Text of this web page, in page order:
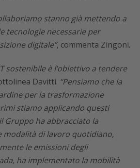
stanno già mettendo a
tecnologie necessarie per
digitale”, commenta Zingoni.
sostenibile è l’obiettivo a tendere
Davitti. “Pensiamo che la
per la trasformazione
stiamo applicando questi
Gruppo ha abbracciato la
modalità di lavoro quotidiano,
le emissioni degli
ha implementato la mobilità